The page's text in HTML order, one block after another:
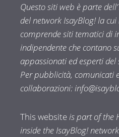
Questo siti web è parte dell’
del network IsayBlog! la
comprende siti tematici di
indipendente che contano
appassionati ed esperti del
Per pubblicità, comunicati
collaborazioni:
This website is part of the
inside the IsayBlog! network